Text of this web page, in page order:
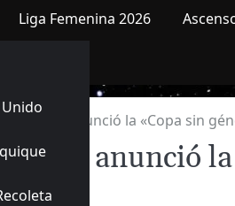
Liga Femenina 2026
La AUF anunció la «Copa sin
AUF anunció